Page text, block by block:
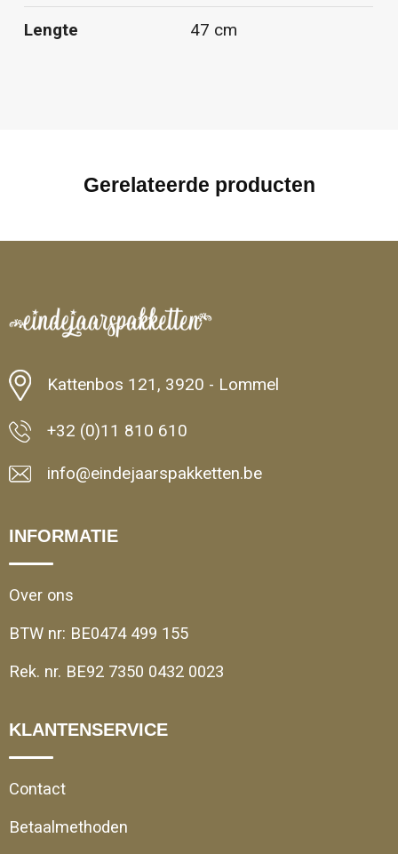
Lengte 47 cm
Gerelateerde producten
Kattenbos 121, 3920 - Lommel
+32 (0)11 810 610
info@eindejaarspakketten.be
INFORMATIE
Over ons
BTW nr: BE0474 499 155
Rek. nr. BE92 7350 0432 0023
KLANTENSERVICE
Contact
Betaalmethoden